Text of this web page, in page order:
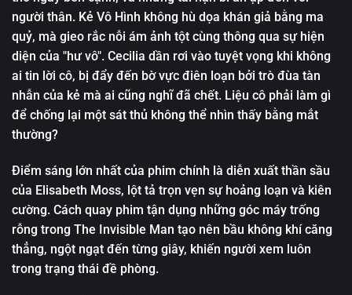
người thân. Kẻ Vô Hình không hù dọa khán giả bằng ma
quỷ, mà gieo rắc nỗi ám ảnh tột cùng thông qua sự hiện
diện của "hư vô". Cecilia dần rơi vào tuyệt vọng khi không
ai tin lời cô, bị đẩy đến bờ vực điên loạn bởi trò đùa tàn
nhẫn của kẻ mà ai cũng nghĩ đã chết. Liệu cô phải làm gì
để chống lại một sát thủ không thể nhìn thấy bằng mắt
thường?
Điểm sáng lớn nhất của phim chính là diễn xuất thần sầu
của Elisabeth Moss, lột tả trọn vẹn sự hoảng loạn và kiên
cường. Cách quay phim tận dụng những góc máy trống
rỗng trong The Invisible Man tạo nên bầu không khí căng
thẳng, ngột ngạt đến từng giây, khiến người xem luôn
trong trạng thái đề phòng.